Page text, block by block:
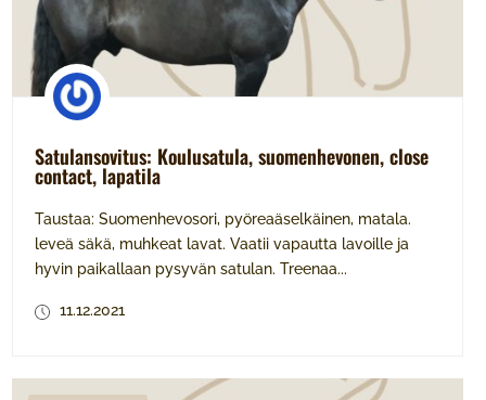
Satulansovitus: Koulusatula, suomenhevonen, close
contact, lapatila
Taustaa: Suomenhevosori, pyöreaäselkäinen, matala.
leveä säkä, muhkeat lavat. Vaatii vapautta lavoille ja
hyvin paikallaan pysyvän satulan. Treenaa...
11.12.2021